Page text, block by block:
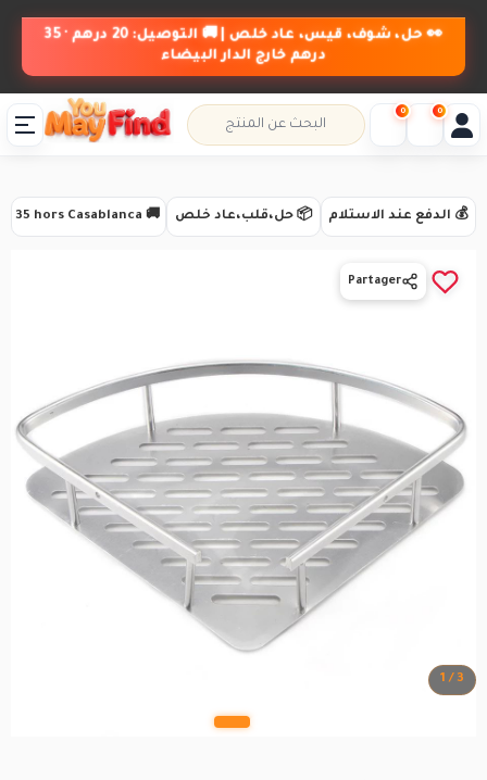
👀 حل، شوف، قيس، عاد خلص | 🚚 التوصيل: 20 درهم · 35
درهم خارج الدار البيضاء
🚚 Livraison 20 DH · 35 hors Casablanca 📦 حل،قلب،عاد خلص 💰 الدفع عند الاستلام
1 / 3
Partager
0 0